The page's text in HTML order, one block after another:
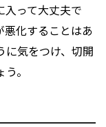
入って大丈夫で
悪化することはあ
に気をつけ、切開
。